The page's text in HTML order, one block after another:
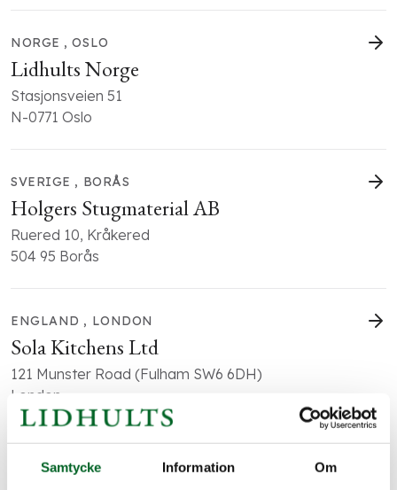
Samtycke Information Om
NORGE , OSLO
Lidhults Norge
Stasjonsveien 51
N-0771 Oslo
SVERIGE , BORÅS
Holgers Stugmaterial AB
Ruered 10, Kråkered
504 95 Borås
ENGLAND , LONDON
Sola Kitchens Ltd
121 Munster Road (Fulham SW6 6DH)
London
SVERIGE , TIMMERSDALA